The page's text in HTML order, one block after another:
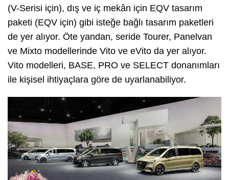
(V-Serisi için), dış ve iç mekân için EQV tasarım
paketi (EQV için) gibi isteğe bağlı tasarım paketleri
de yer alıyor. Öte yandan, seride Tourer, Panelvan
ve Mixto modellerinde Vito ve eVito da yer alıyor.
Vito modelleri, BASE, PRO ve SELECT donanımları
ile kişisel ihtiyaçlara göre de uyarlanabiliyor.